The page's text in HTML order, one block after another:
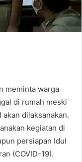
meminta warga
di rumah meski
dilaksanakan.
kegiatan di
persiapan Idul
(COVID-19).